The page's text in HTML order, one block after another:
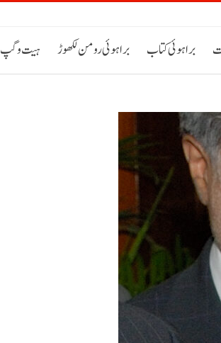
ہیت و گپ براہوئی رومن لکھوڑ براہوئی کتاب